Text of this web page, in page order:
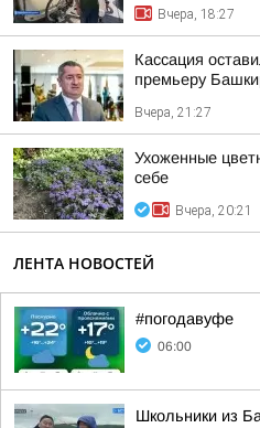
Вчера, 18:27
Кассация
премьеру
Вчера, 21:27
Ухоженные
себе
Вчера, 20:21
ЛЕНТА НОВОСТЕЙ
#погодавуфе
06:00
Школьники из